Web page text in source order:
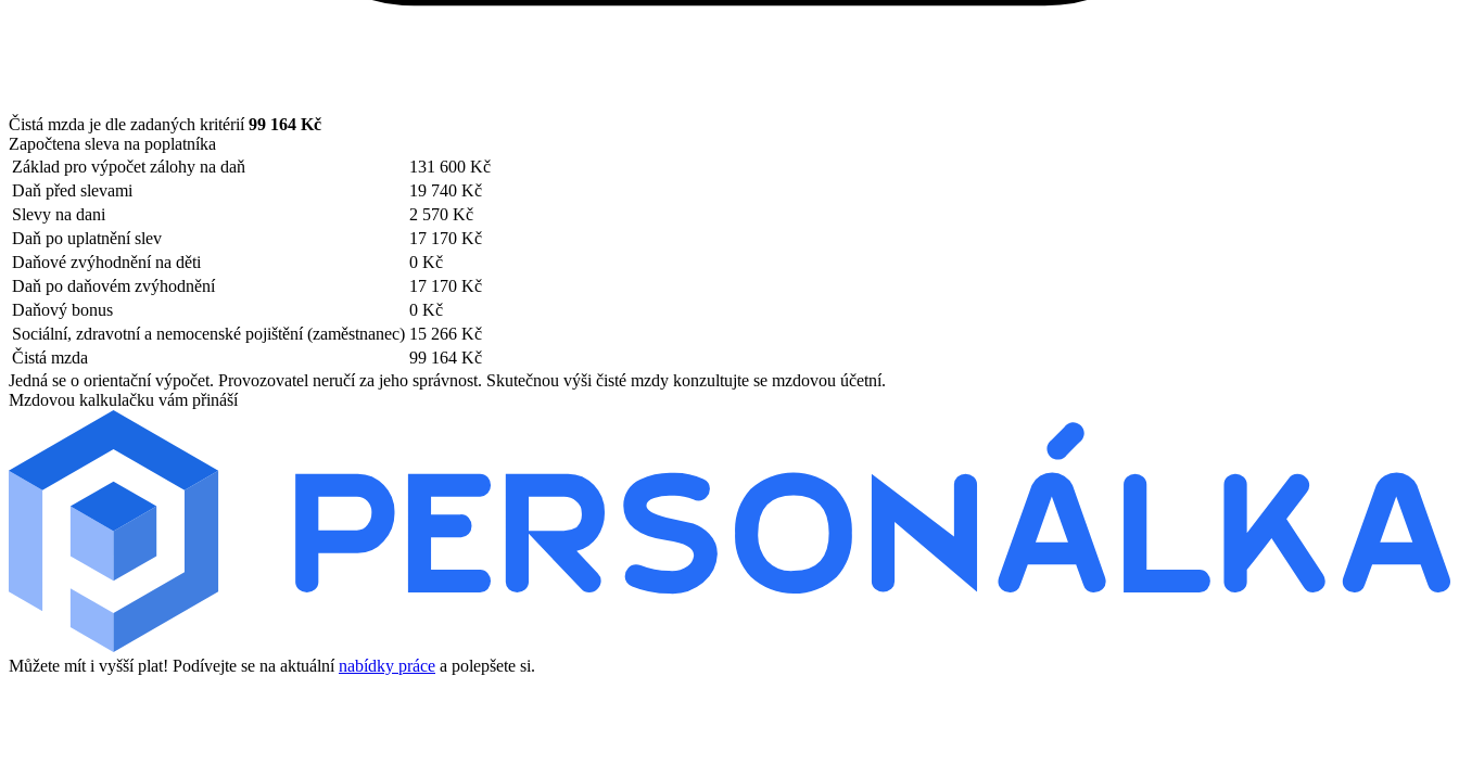
Čistá mzda je dle zadaných kritérií99 164 Kč
Započtena sleva na poplatníka
Základ pro výpočet zálohy na daň
131 600 Kč
Daň před slevami
19 740 Kč
Slevy na dani
2 570 Kč
Daň po uplatnění slev
17 170 Kč
Daňové zvýhodnění na děti
0 Kč
Daň po daňovém zvýhodnění
17 170 Kč
Daňový bonus
0 Kč
Sociální, zdravotní a nemocenské pojištění (zaměstnanec) 15 266 Kč
Čistá mzda
99 164 Kč
Jedná se o orientační výpočet. Provozovatel neručí za jeho správnost. Skutečnou výši čisté mzdy konzultujte se mzdovou účetní.
Mzdovou kalkulačku vám přináší
Můžete mít i vyšší plat! Podívejte se na aktuálnínabídky práce a polepšete si.